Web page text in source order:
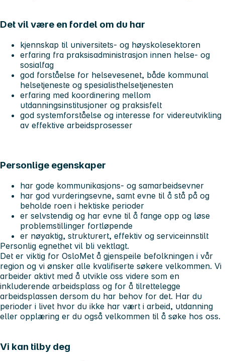
Det vil være en fordel om du har
kjennskap til universitets- og høyskolesektoren
erfaring fra praksisadministrasjon innen helse- og
sosialfag
god forståelse for helsevesenet, både kommunal
helsetjeneste og spesialisthelsetjenesten
erfaring med koordinering mellom
utdanningsinstitusjoner og praksisfelt
god systemforståelse og interesse for videreutvikling
av effektive arbeidsprosesser
Personlige egenskaper
har gode kommunikasjons- og samarbeidsevner
har god vurderingsevne, samt evne til å stå på og
beholde roen i hektiske perioder
er selvstendig og har evne til å fange opp og løse
problemstillinger fortløpende
er nøyaktig, strukturert, effektiv og serviceinnstilt
Personlig egnethet vil bli vektlagt.
Det er viktig for OsloMet å gjenspeile befolkningen i vår
region og vi ønsker alle kvalifiserte søkere velkommen. Vi
arbeider aktivt med å utvikle oss videre som en
inkluderende arbeidsplass og for å tilrettelegge
arbeidsplassen dersom du har behov for det. Har du
perioder i livet hvor du ikke har vært i arbeid, utdanning
eller opplæring er du også velkommen til å søke hos oss.
Vi kan tilby deg